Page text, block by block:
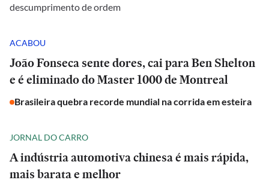
descumprimento de ordem
ACABOU
João Fonseca sente dores, cai para Ben Shelton
e é eliminado do Master 1000 de Montreal
Brasileira quebra recorde mundial na corrida em esteira
JORNAL DO CARRO
A indústria automotiva chinesa é mais rápida,
mais barata e melhor